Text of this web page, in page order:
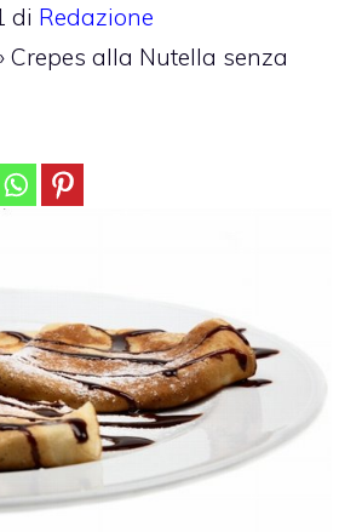
di Redazione
Crepes alla Nutella senza